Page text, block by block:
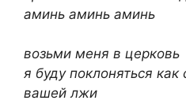
аминь аминь аминь
возьми меня в церковь
я буду поклоняться
вашей лжи